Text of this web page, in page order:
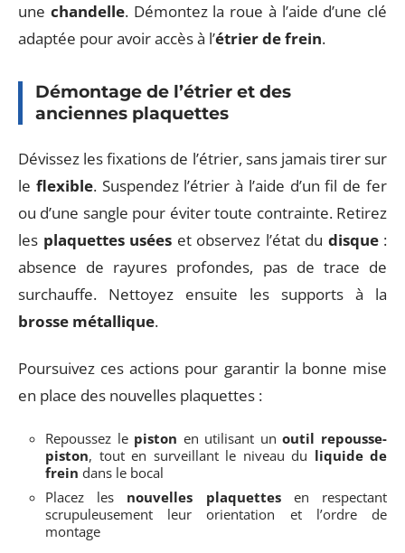
une chandelle. Démontez la roue à l’aide d’une clé
adaptée pour avoir accès à l’étrier de frein.
Démontage de l’étrier et des
anciennes plaquettes
Dévissez les fixations de l’étrier, sans jamais tirer sur
le flexible. Suspendez l’étrier à l’aide d’un fil de fer
ou d’une sangle pour éviter toute contrainte. Retirez
les plaquettes usées et observez l’état du disque:
absence de rayures profondes, pas de trace de
surchauffe. Nettoyez ensuite les supports à la
brosse métallique.
Poursuivez ces actions pour garantir la bonne mise
en place des nouvelles plaquettes :
Repoussez le piston en utilisant unoutil repousse-
piston, tout en surveillant le niveau du liquide de
frein dans le bocal
Placez les nouvelles plaquettesen respectant
scrupuleusement leur orientation et l’ordre de
montage